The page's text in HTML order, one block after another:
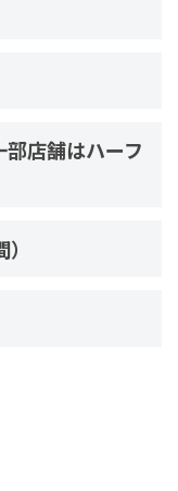
店舗はハーフ